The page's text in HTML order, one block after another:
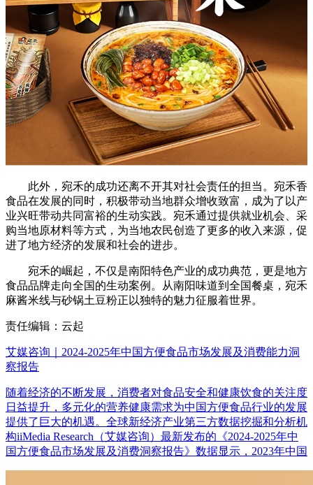
此外，宛禾的成功还离不开其对社会责任的担当。宛禾香
食品在发展的同时，积极带动当地群众增收致富，成为了以产
业兴旺带动共同富裕的生动实践。宛禾通过提供就业机会、采
购当地原材料等方式，为当地农民创造了更多的收入来源，促
进了地方经济的发展和社会的进步。
宛禾的崛起，不仅是南阳特色产业的成功典范，更是地方
食品品牌走向全国的生动案例。从南阳味道到全国餐桌，宛禾
麻酱米线与砂锅土豆粉正以独特的魅力征服着世界。
责任编辑：云起
艾媒咨询｜2024-2025年中国方便食品市场发展及消费能力洞
察报告
随着经济的不断发展，消费者对食品安全和健康饮食的关注度
日益提升，多元化的营养健康需求为中国方便食品行业的发展
提供了巨大的机遇。全球新经济产业第三方数据挖掘和分析机
构iiMedia Research（艾媒咨询）最新发布的《2024-2025年中
国方便食品市场发展及消费洞察报告》数据显示，2023年中国